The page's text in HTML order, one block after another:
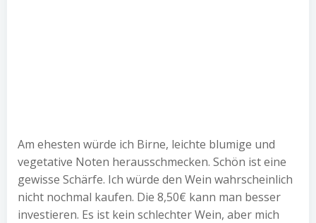
Am ehesten würde ich Birne, leichte blumige und
vegetative Noten herausschmecken. Schön ist eine
gewisse Schärfe. Ich würde den Wein wahrscheinlich
nicht nochmal kaufen. Die 8,50€ kann man besser
investieren. Es ist kein schlechter Wein, aber mich